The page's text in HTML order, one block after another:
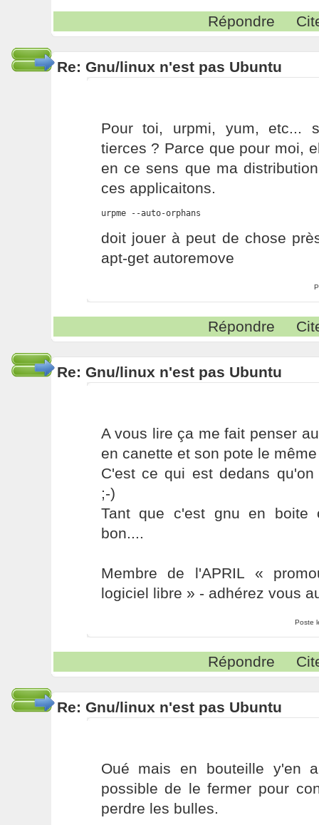
Répondre
Re: Gnu/linux n'est pas Ubuntu
Pour toi, urpmi, yum, etc...
tierces ? Parce que pour moi,
en ce sens que ma
ces applicaitons.
urpme --auto-orphans
doit jouer à peut de chose
apt-get autoremove
Répondre
Re: Gnu/linux n'est pas Ubuntu
A vous lire ça me fait penser
en canette et son pote le
C'est ce qui est dedans qu'on
;-)
Tant que c'est gnu en boite
bon....
Membre de l'APRIL «
logiciel libre » - adhérez vous
Poste
Répondre
Re: Gnu/linux n'est pas Ubuntu
Oué mais en bouteille y'en
possible de le fermer pour
perdre les bulles.